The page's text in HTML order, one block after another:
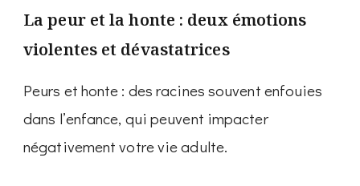
La peur et la honte : deux émotions
violentes et dévastatrices
Peurs et honte : des racines souvent enfouies
dans l’enfance, qui peuvent impacter
négativement votre vie adulte.